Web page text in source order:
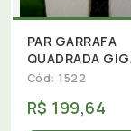
PAR GARRAFA
QUADRADA
Cód: 1522
R$ 199,64